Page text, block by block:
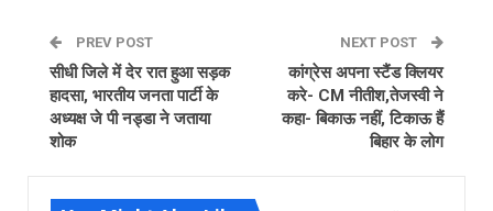
PREV POST
सीधी जिले में देर रात हुआ सड़क
हादसा, भारतीय जनता पार्टी के
अध्यक्ष जे पी नड्डा ने जताया
शोक
NEXT POST
कांग्रेस अपना स्टैंड क्लियर
करे- CM नीतीश,तेजस्वी ने
कहा- बिकाऊ नहीं, टिकाऊ हैं
बिहार के लोग